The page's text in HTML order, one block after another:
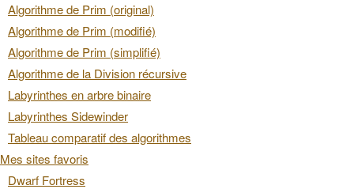
Algorithme de Prim (original)
Algorithme de Prim (modifié)
Algorithme de Prim (simplifié)
Algorithme de la Division récursive
Labyrinthes en arbre binaire
Labyrinthes Sidewinder
Tableau comparatif des algorithmes
Mes sites favoris
Dwarf Fortress